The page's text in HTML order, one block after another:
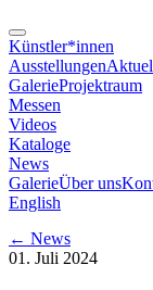
Künstler*innen
Ausstellungen
GalerieProjektraum
Messen
Videos
Kataloge
News
GalerieÜber uns
English
← News
01. Juli 2024